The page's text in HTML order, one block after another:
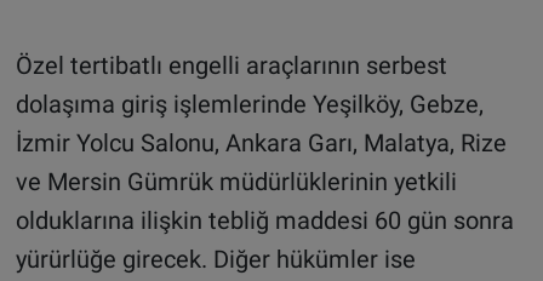
Özel tertibatlı engelli araçlarının serbest
dolaşıma giriş işlemlerinde Yeşilköy, Gebze,
İzmir Yolcu Salonu, Ankara Garı, Malatya, Rize
ve Mersin Gümrük müdürlüklerinin yetkili
olduklarına ilişkin tebliğ maddesi 60 gün sonra
yürürlüğe girecek. Diğer hükümler ise